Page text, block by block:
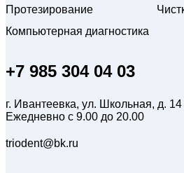
Протезирование
Компьютерная диагностика
+7 985 304 04 03
г. Ивантеевка, ул. Школьная, д. 14
Ежедневно с 9.00 до 20.00
triodent@bk.ru